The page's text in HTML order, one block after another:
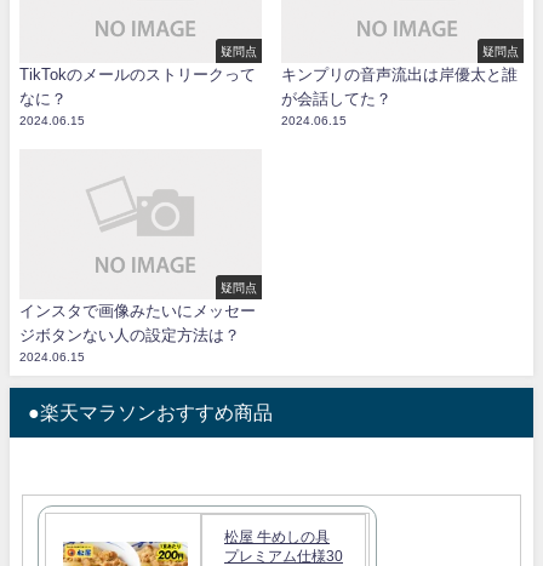
疑問点
TikTokのメールのストリークって
なに？
2024.06.15
疑問点
キンプリの音声流出は岸優太と誰
が会話してた？
2024.06.15
疑問点
インスタで画像みたいにメッセー
ジボタンない人の設定方法は？
2024.06.15
●楽天マラソンおすすめ商品
松屋 牛めしの具
プレミアム仕様30